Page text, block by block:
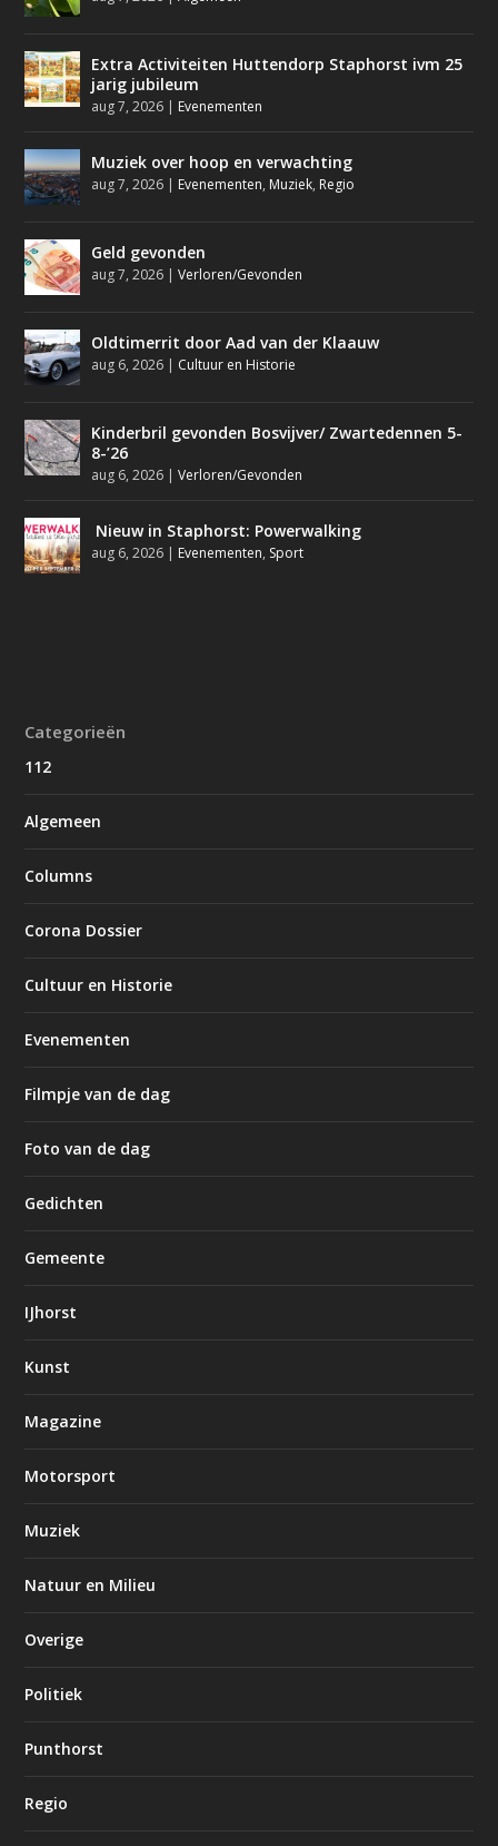
Extra Activiteiten Huttendorp Staphorst ivm 25
jarig jubileum
aug 7, 2026 | Evenementen
Muziek over hoop en verwachting
aug 7, 2026 | Evenementen, Muziek, Regio
Geld gevonden
aug 7, 2026 |Verloren/Gevonden
Oldtimerrit door Aad van der Klaauw
aug 6, 2026 | Cultuur en Historie
Kinderbril gevonden Bosvijver/ Zwartedennen 5-
8-’26
aug 6, 2026 |Verloren/Gevonden
Nieuw in Staphorst: Powerwalking
aug 6, 2026 | Evenementen, Sport
Categorieën
112
Algemeen
Columns
Corona Dossier
Cultuur en Historie
Evenementen
Filmpje van de dag
Foto van de dag
Gedichten
Gemeente
IJhorst
Kunst
Magazine
Motorsport
Muziek
Natuur en Milieu
Overige
Politiek
Punthorst
Regio